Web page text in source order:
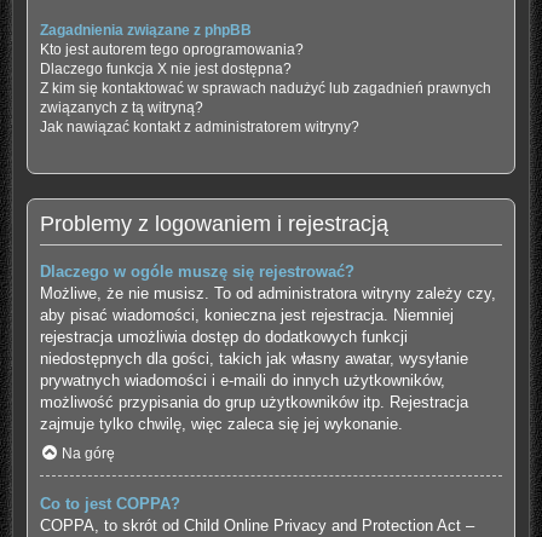
Zagadnienia związane z phpBB
Kto jest autorem tego oprogramowania?
Dlaczego funkcja X nie jest dostępna?
Z kim się kontaktować w sprawach nadużyć lub zagadnień prawnych
związanych z tą witryną?
Jak nawiązać kontakt z administratorem witryny?
Problemy z logowaniem i rejestracją
Dlaczego w ogóle muszę się rejestrować?
Możliwe, że nie musisz. To od administratora witryny zależy czy,
aby pisać wiadomości, konieczna jest rejestracja. Niemniej
rejestracja umożliwia dostęp do dodatkowych funkcji
niedostępnych dla gości, takich jak własny awatar, wysyłanie
prywatnych wiadomości i e-maili do innych użytkowników,
możliwość przypisania do grup użytkowników itp. Rejestracja
zajmuje tylko chwilę, więc zaleca się jej wykonanie.
Na górę
Co to jest COPPA?
COPPA, to skrót od Child Online Privacy and Protection Act –